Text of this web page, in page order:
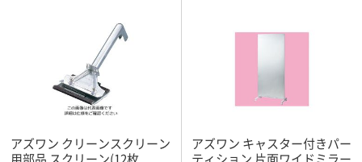
アズワン クリーンスクリーン
用部品 スクリーン(12枚
アズワン キャスター付きパー
ティション 片面ワイドミラー